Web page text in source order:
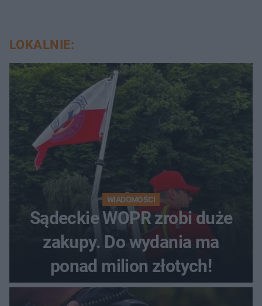
LOKALNIE:
WIADOMOŚCI
Sądeckie WOPR zrobi duże
zakupy. Do wydania ma
ponad milion złotych!